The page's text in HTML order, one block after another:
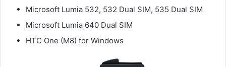
Microsoft Lumia 532, 532 Dual SIM, 535 Dual SIM
Microsoft Lumia 640 Dual SIM
HTC One (M8) for Windows